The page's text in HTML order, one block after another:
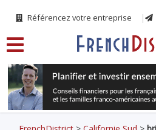
Référencez votre entreprise